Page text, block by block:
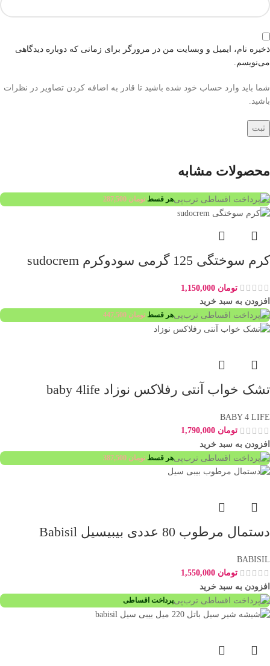
ذخیره نام، ایمیل و وبسایت من در مرورگر برای زمانی که دوباره دیدگاهی
می‌نویسم.
شما باید وارد حساب خود شده باشید تا قادر به اضافه کردن تصاویر در نظرات
باشید.
محصولات مشابه
هر قسطتومان
کرم سوختگی 125 گرمی سودوکرم sudocrem
تومان
افزودن به سبد خرید
هر قسطتومان
تشک خواب آنتی رفلاکس نوزاد baby 4life
BABY 4 LIFE
تومان
افزودن به سبد خرید
هر قسطتومان
دستمال مرطوب 80 عددی بیبیسیل Babisil
BABISIL
تومان
افزودن به سبد خرید
پرداخت اقساطی